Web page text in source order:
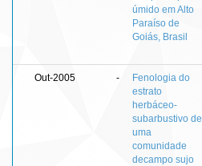
úmido em Alto
Paraíso de
Goiás, Brasil
Out-2005 -
Fenologia do
estrato
herbáceo-
subarbustivo de
uma
comunidade
decampo sujo